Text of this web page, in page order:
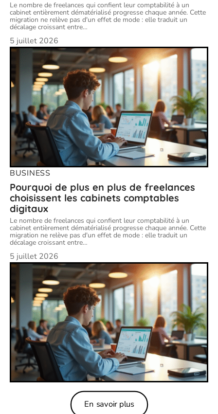
Le nombre de freelances qui confient leur comptabilité à un
cabinet entièrement dématérialisé progresse chaque année. Cette
migration ne relève pas d'un effet de mode : elle traduit un
décalage croissant entre…
5 juillet 2026
BUSINESS
Pourquoi de plus en plus de freelances
choisissent les cabinets comptables
digitaux
Le nombre de freelances qui confient leur comptabilité à un
cabinet entièrement dématérialisé progresse chaque année. Cette
migration ne relève pas d'un effet de mode : elle traduit un
décalage croissant entre…
5 juillet 2026
En savoir plus